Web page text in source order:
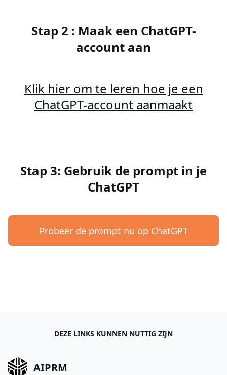
Stap 2 : Maak een ChatGPT-
account aan
Klik hier om te leren hoe je een
ChatGPT-account aanmaakt
Stap 3: Gebruik de prompt in je
ChatGPT
Probeer de prompt nu op ChatGPT
DEZE LINKS KUNNEN NUTTIG ZIJN
AIPRM